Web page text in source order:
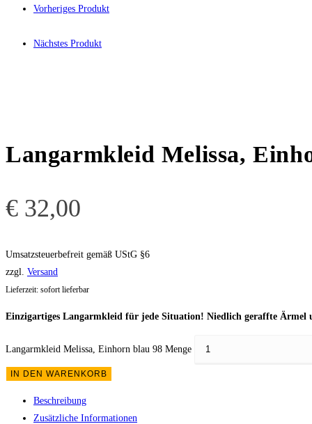
Vorheriges Produkt
Nächstes Produkt
Langarmkleid Melissa,
€ 32,00
Umsatzsteuerbefreit gemäß UStG §6
zzgl. Versand
Lieferzeit: sofort lieferbar
Einzigartiges Langarmkleid für jede Situation! Niedlich geraffte Ärmel
Langarmkleid Melissa, Einhorn blau 98 Menge
IN DEN WARENKORB
Beschreibung
Zusätzliche Informationen